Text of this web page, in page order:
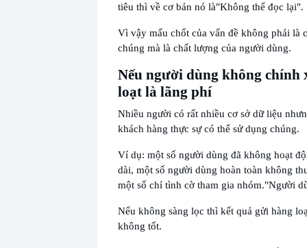
tiêu thì về cơ bản nó là"Không thể đọc lại".
Vì vậy mấu chốt của vấn đề không phải là
chúng mà là chất lượng của người dùng.
Nếu người dùng không chính
loạt là lãng phí
Nhiều người có rất nhiều cơ sở dữ liệu
khách hàng thực sự có thể sử dụng chúng.
Ví dụ: một số người dùng đã không hoạt
dài, một số người dùng hoàn toàn không
một số chỉ tình cờ tham gia nhóm."Người
Nếu không sàng lọc thì kết quả gửi hàng
không tốt.